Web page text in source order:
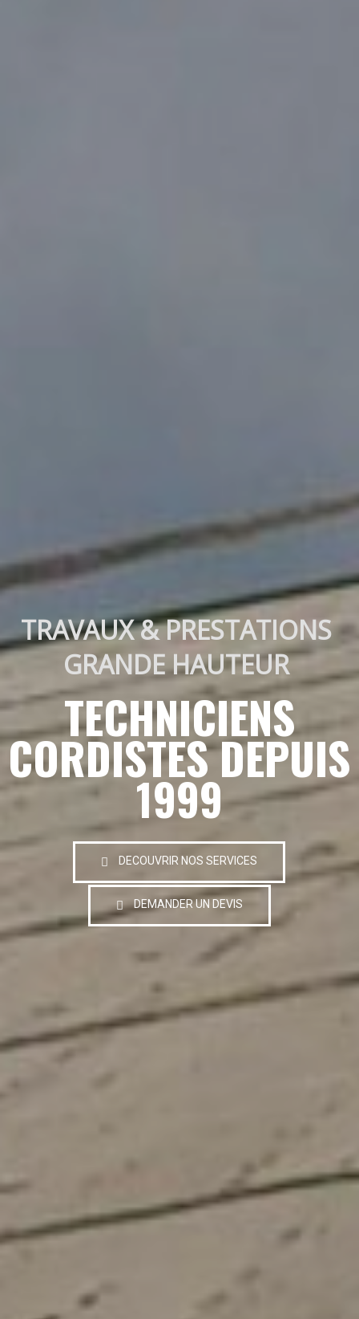
TRAVAUX & PRESTATIONS
GRANDE HAUTEUR
TECHNICIENS
CORDISTES DEPUIS
1999
DECOUVRIR NOS SERVICES
DEMANDER UN DEVIS